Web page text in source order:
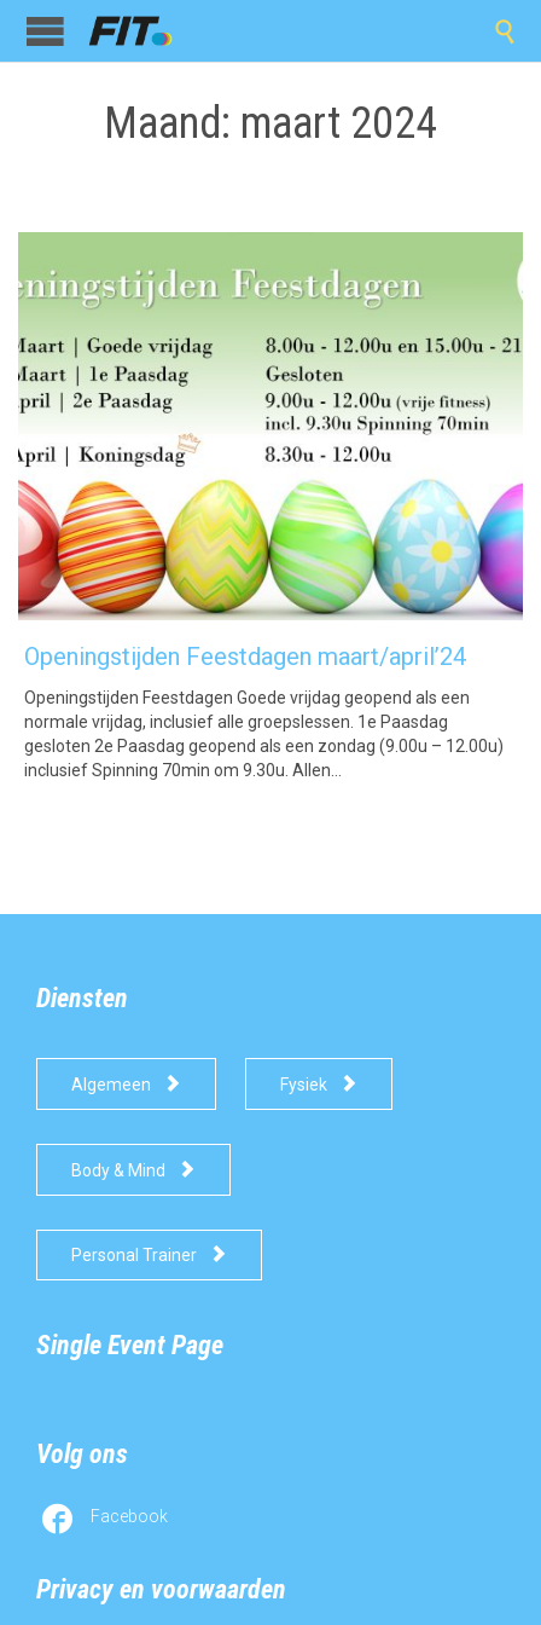

Maand: maart 2024
Openingstijden Feestdagen maart/april’24
Openingstijden Feestdagen Goede vrijdag geopend als een
normale vrijdag, inclusief alle groepslessen. 1e Paasdag
gesloten 2e Paasdag geopend als een zondag (9.00u – 12.00u)
inclusief Spinning 70min om 9.30u. Allen…
Diensten
Algemeen  Fysiek 
Body & Mind 
Personal Trainer 
Single Event Page
Volg ons
 Facebook
Privacy en voorwaarden